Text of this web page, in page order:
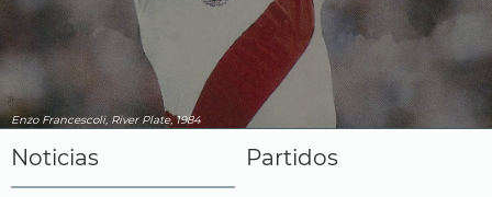
Enzo Francescoli, River Plate, 1984
Noticias Partidos